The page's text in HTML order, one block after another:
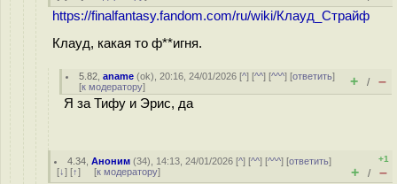
https://finalfantasy.fandom.com/ru/wiki/Клауд_Страйф
Клауд, какая то ф**игня.
5.82 ,aname (ok), 20:16, 24/01/2026 [^] [^^] [^^^] [ответить]
[к модератору] + / –
Я за Тифу и Эрис, да
4.34 ,Аноним (34), 14:13, 24/01/2026 [^] [^^] [^^^] [ответить]
[↓] [↑] [к модератору]
+1
+ / –